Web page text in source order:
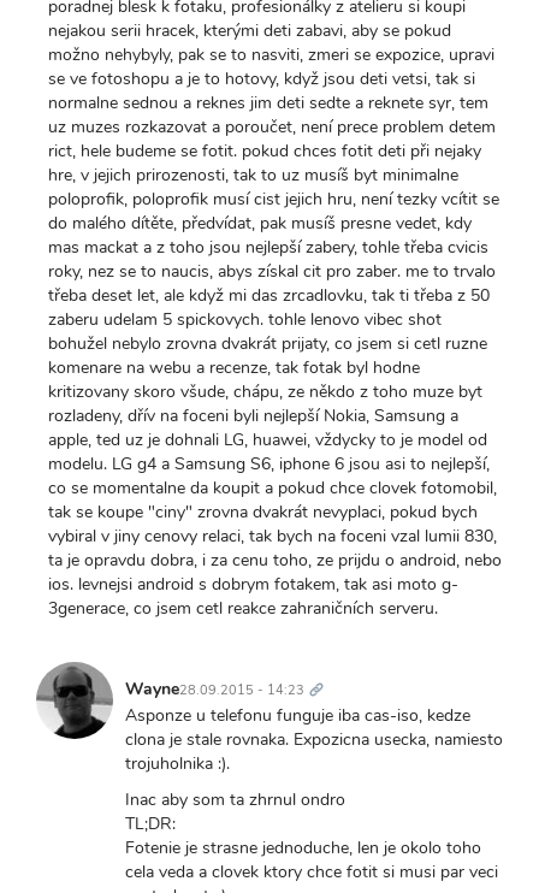
poradnej blesk k fotaku, profesionálky z atelieru si koupi
nejakou serii hracek, kterými deti zabavi, aby se pokud
možno nehybyly, pak se to nasviti, zmeri se expozice, upravi
se ve fotoshopu a je to hotovy, když jsou deti vetsi, tak si
normalne sednou a reknes jim deti sedte a reknete syr, tem
uz muzes rozkazovat a poroučet, není prece problem detem
rict, hele budeme se fotit. pokud chces fotit deti při nejaky
hre, v jejich prirozenosti, tak to uz musíš byt minimalne
poloprofik, poloprofik musí cist jejich hru, není tezky vcítit se
do malého dítěte, předvídat, pak musíš presne vedet, kdy
mas mackat a z toho jsou nejlepší zabery, tohle třeba cvicis
roky, nez se to naucis, abys získal cit pro zaber. me to trvalo
třeba deset let, ale když mi das zrcadlovku, tak ti třeba z 50
zaberu udelam 5 spickovych. tohle lenovo vibec shot
bohužel nebylo zrovna dvakrát prijaty, co jsem si cetl ruzne
komenare na webu a recenze, tak fotak byl hodne
kritizovany skoro všude, chápu, ze někdo z toho muze byt
rozladeny, dřív na foceni byli nejlepší Nokia, Samsung a
apple, ted uz je dohnali LG, huawei, vždycky to je model od
modelu. LG g4 a Samsung S6, iphone 6 jsou asi to nejlepší,
co se momentalne da koupit a pokud chce clovek fotomobil,
tak se koupe "ciny" zrovna dvakrát nevyplaci, pokud bych
vybiral v jiny cenovy relaci, tak bych na foceni vzal lumii 830,
ta je opravdu dobra, i za cenu toho, ze prijdu o android, nebo
ios. levnejsi android s dobrym fotakem, tak asi moto g-
3generace, co jsem cetl reakce zahraničních serveru.
Wayne28.09.2015 - 14:23 odkaz
Asponze u telefonu funguje iba cas-iso, kedze
clona je stale rovnaka. Expozicna usecka, namiesto
trojuholnika :).
Inac aby som ta zhrnul ondro
TL;DR:
Fotenie je strasne jednoduche, len je okolo toho
cela veda a clovek ktory chce fotit si musi par veci